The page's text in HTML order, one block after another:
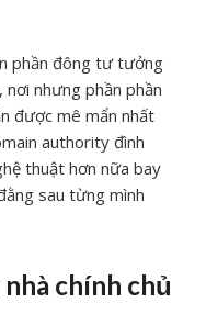
phần đông tư tưởng
nhưng phần phần
được mê mẩn nhất
authority đình
thuật hơn nữa bay
sau từng mình
chính chủ